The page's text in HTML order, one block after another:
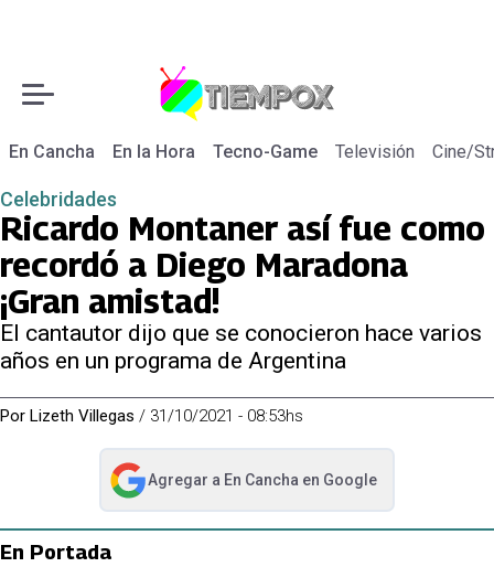
En Cancha En la Hora Tecno-Game Televisión Cine/
Celebridades
Ricardo Montaner así fue como
recordó a Diego Maradona
¡Gran amistad!
El cantautor dijo que se conocieron hace varios
años en un programa de Argentina
Por Lizeth Villegas / 31/10/2021 - 08:53hs
Agregar a En Cancha en Google
abre en nueva pestaña
En Portada